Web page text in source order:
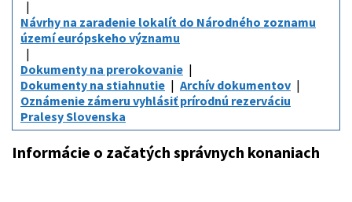
Návrhy na zaradenie lokalít do Národného zoznamu
území európskeho významu
Dokumenty na prerokovanie
Dokumenty na stiahnutie
Archív dokumentov
Oznámenie zámeru vyhlásiť prírodnú rezerváciu
Pralesy Slovenska
Informácie o začatých správnych konaniach